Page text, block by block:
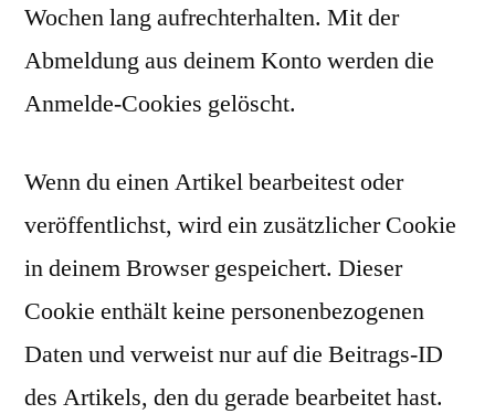
Wochen lang aufrechterhalten. Mit der
Abmeldung aus deinem Konto werden die
Anmelde-Cookies gelöscht.
Wenn du einen Artikel bearbeitest oder
veröffentlichst, wird ein zusätzlicher Cookie
in deinem Browser gespeichert. Dieser
Cookie enthält keine personenbezogenen
Daten und verweist nur auf die Beitrags-ID
des Artikels, den du gerade bearbeitet hast.